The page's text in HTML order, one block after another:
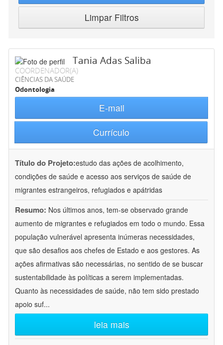
Limpar Filtros
Tania Adas Saliba
COORDENADOR(A)
CIÊNCIAS DA SAÚDE
Odontologia
E-mail
Currículo
Título do Projeto:estudo das ações de acolhimento,
condições de saúde e acesso aos serviços de saúde de
migrantes estrangeiros, refugiados e apátridas
Resumo: Nos últimos anos, tem-se observado grande
aumento de migrantes e refugiados em todo o mundo. Essa
população vulnerável apresenta inúmeras necessidades,
que são desafios aos chefes de Estado e aos gestores. As
ações afirmativas são necessárias, no sentido de se buscar
sustentabilidade às políticas a serem implementadas.
Quanto às necessidades de saúde, não tem sido prestado
apoio suf...
leia mais